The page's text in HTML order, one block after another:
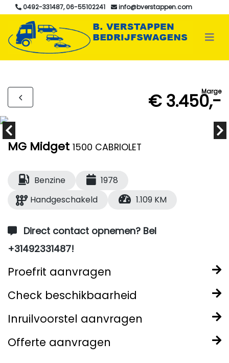
0492-331487, 06-55102241 info@bverstappen.com
Marge
€ 3.450,-
MG Midget 1500 CABRIOLET
Benzine
1978
Handgeschakeld
1.109 KM
Direct contact opnemen? Bel
+31492331487!
Proefrit aanvragen
Check beschikbaarheid
Inruilvoorstel aanvragen
Offerte aanvragen